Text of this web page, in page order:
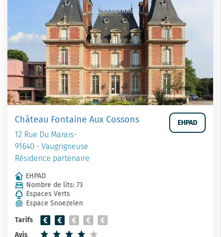
Château Fontaine Aux Cossons
12 Rue Du Marais-
91640 - Vaugrigneuse
Résidence partenaire
EHPAD
EHPAD
Nombre de lits: 73
Espaces Verts
Espace Snoezelen
Tarifs
Avis